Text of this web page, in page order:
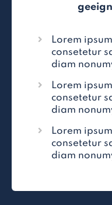
Lorem
consetetur
diam
Lorem
consetetur
diam
Lorem
consetetur
diam